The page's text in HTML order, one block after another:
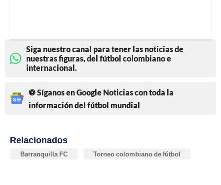
Siga nuestro canal para tener las noticias de
nuestras figuras, del fútbol colombiano e
internacional.
⚽ Síganos en Google Noticias con toda la
información del fútbol mundial
Relacionados
Barranquilla FC Torneo colombiano de fútbol